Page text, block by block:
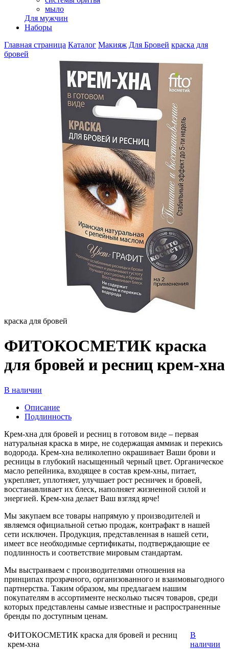
мыло
Для мужчин
Наборы
Главная страница Каталог Макияж Для Бровей краска для
бровей
краска для бровей
ФИТОКОСМЕТИК краска
для бровей и ресниц крем-хна
В наличии
Описание
Подлинность
Крем-хна для бровей и ресниц в готовом виде – первая
натуральная краска в мире, не содержащая аммиак и перекись
водорода. Крем-хна великолепно окрашивает Ваши брови и
ресницы в глубокий насыщенный черный цвет. Органическое
масло репейника, входящее в состав крем-хны, питает,
укрепляет, уплотняет, улучшает рост ресничек и бровей,
восстанавливает их блеск, наполняет жизненной силой и
энергией. Крем-хна делает Ваш взгляд ярче!
Мы закупаем все товары напрямую у производителей и
являемся официальной сетью продаж, контрафакт в нашей
сети исключен. Продукция, представленная в нашей сети,
имеет все необходимые сертификаты, подтверждающие ее
подлинность и соответствие мировым стандартам.
Мы выстраиваем с производителями отношения на
принципах прозрачного, организованного и взаимовыгодного
партнерства. Таким образом, мы предлагаем нашим
покупателям в ассортименте несколько тысяч товаров, среди
которых представлены самые известные и распространенные
бренды по доступным ценам.
ФИТОКОСМЕТИК краска для бровей и ресниц
крем-хна
В
наличии